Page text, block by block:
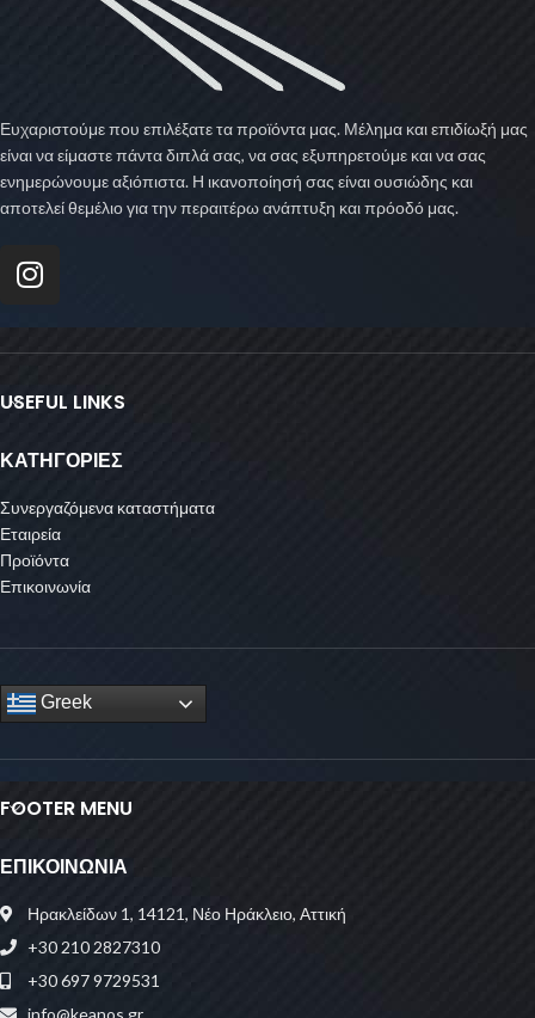
Ευχαριστούμε που επιλέξατε τα προϊόντα μας. Μέλημα και επιδίωξή μας
είναι να είμαστε πάντα διπλά σας, να σας εξυπηρετούμε και να σας
ενημερώνουμε αξιόπιστα. Η ικανοποίησή σας είναι ουσιώδης και
αποτελεί θεμέλιο για την περαιτέρω ανάπτυξη και πρόοδό μας.
USEFUL LINKS
ΚΑΤΗΓΟΡΙΕΣ
Συνεργαζόμενα καταστήματα
Εταιρεία
Προϊόντα
Επικοινωνία
Greek
FOOTER MENU
ΕΠΙΚΟΙΝΩΝΙΑ
Ηρακλείδων 1, 14121, Νέο Ηράκλειο, Αττική
+30 210 2827310
+30 697 9729531
info@keanos.gr